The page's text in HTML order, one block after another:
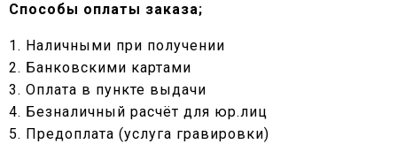
Способы оплаты заказа;
1. Наличными при получении
2. Банковскими картами
3. Оплата в пункте выдачи
4. Безналичный расчёт для юр.лиц
5. Предоплата (услуга гравировки)